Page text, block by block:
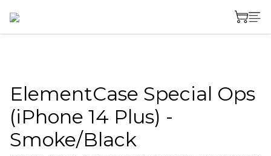
ElementCase Special Ops
(iPhone 14 Plus) -
Smoke/Black